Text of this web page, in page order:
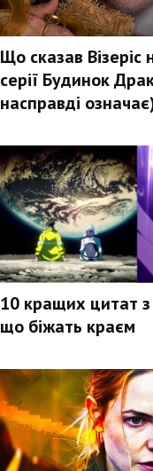
Що сказав Візеріс
серії Будинок
насправді
10 кращих цитат з
що біжать краєм